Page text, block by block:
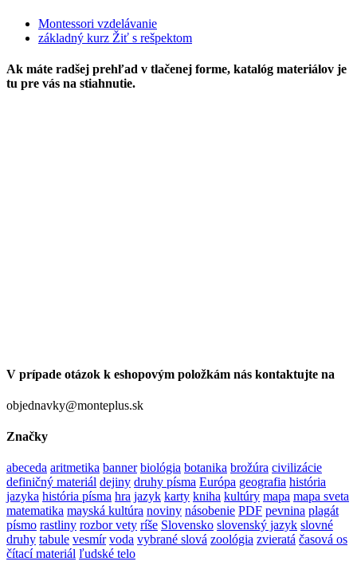
Montessori vzdelávanie
základný kurz Žiť s rešpektom
Ak máte radšej prehľad v tlačenej forme, katalóg materiálov je
tu pre vás na stiahnutie.
V prípade otázok k eshopovým položkám nás kontaktujte na
objednavky@monteplus.sk
Značky
abeceda aritmetika banner biológia botanika brožúra civilizácie
definičný materiál dejiny druhy písma Európa geografia história
jazyka história písma hra jazyk karty kniha kultúry mapa mapa sveta
matematika mayská kultúra noviny násobenie PDF pevnina plagát
písmo rastliny rozbor vety ríše Slovensko slovenský jazyk slovné
druhy tabule vesmír voda vybrané slová zoológia zvieratá časová os
čítací materiál ľudské telo